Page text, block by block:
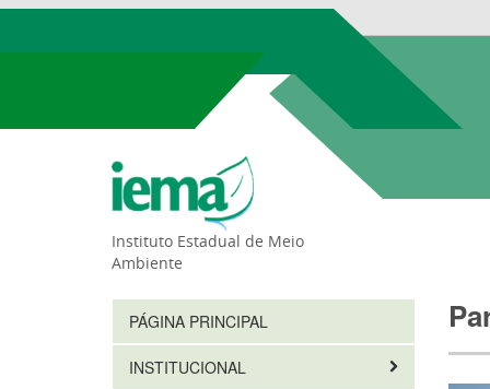
Instituto Estadual de Meio
Ambiente
PÁGINA PRINCIPAL
INSTITUCIONAL